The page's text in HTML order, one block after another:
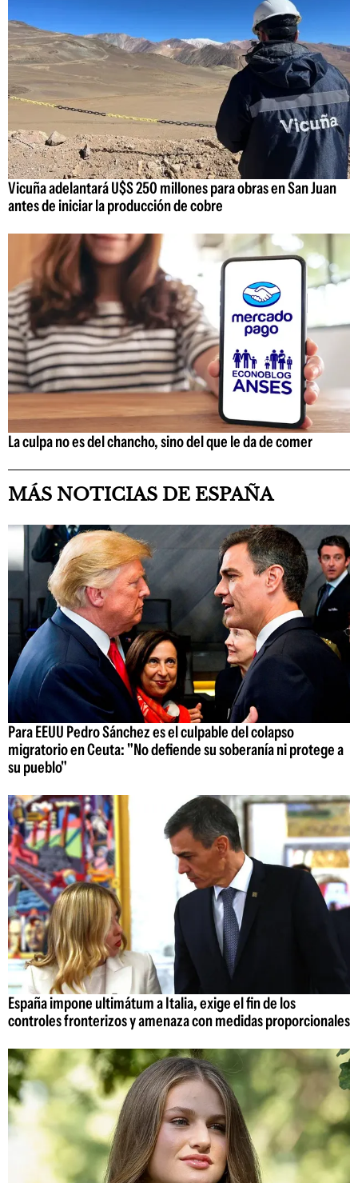
Vicuña adelantará U$S 250 millones para obras en San Juan
antes de iniciar la producción de cobre
La culpa no es del chancho, sino del que le da de comer
MÁS NOTICIAS DE ESPAÑA
Para EEUU Pedro Sánchez es el culpable del colapso
migratorio en Ceuta: "No defiende su soberanía ni protege a
su pueblo"
España impone ultimátum a Italia, exige el fin de los
controles fronterizos y amenaza con medidas proporcionales